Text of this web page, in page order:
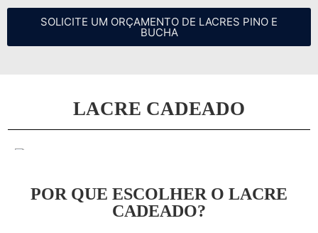
SOLICITE UM ORÇAMENTO DE LACRES PINO E
BUCHA
LACRE CADEADO
POR QUE ESCOLHER O LACRE
CADEADO?